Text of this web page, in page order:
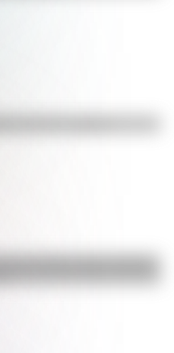
de Ecuador para colorear